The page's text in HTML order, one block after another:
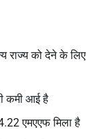
राज्य को देने के लिए
कमी आई है
एमएएफ मिला है